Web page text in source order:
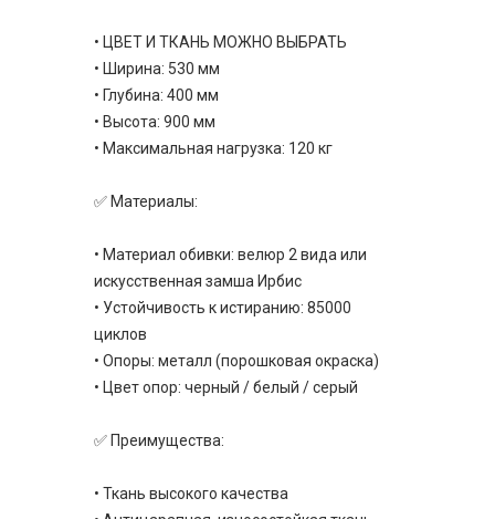
• ЦВЕТ И ТКАНЬ МОЖНО ВЫБРАТЬ
• Ширина: 530 мм
• Глубина: 400 мм
• Высота: 900 мм
• Максимальная нагрузка: 120 кг
✅ Материалы:
• Материал обивки: велюр 2 вида или
искусственная замша Ирбис
• Устойчивость к истиранию: 85000
циклов
• Опоры: металл (порошковая окраска)
• Цвет опор: черный / белый / серый
✅ Преимущества:
• Ткань высокого качества